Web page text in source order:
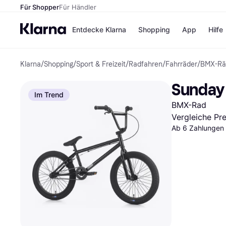
Für ShopperFür Händler
Entdecke Klarna
Zahlungsmethoden
Sofort bezahlen
Bezahle in 3
Bezahle in bis zu 30 Tagen
Ratenzahlung
Shopping
Shops
eBay
Temu
SHEIN
App Hilfe
Klarna/Shopping/Sport & Freizeit/Radfahren/Fahrräder/BMX-
Im Trend Sunday
BMX-Rad
Vergleiche
Ab 6